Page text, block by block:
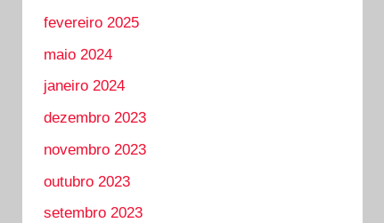
fevereiro 2025
maio 2024
janeiro 2024
dezembro 2023
novembro 2023
outubro 2023
setembro 2023